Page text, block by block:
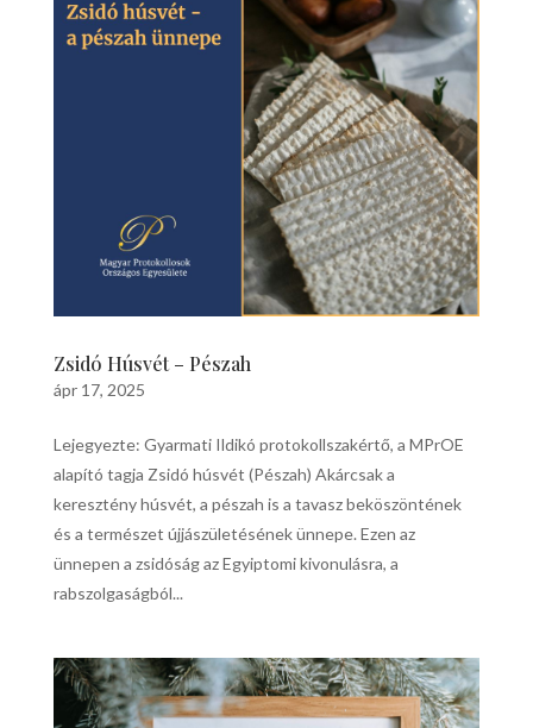
Zsidó Húsvét – Pészah
ápr 17, 2025
Lejegyezte: Gyarmati Ildikó protokollszakértő, a MPrOE
alapító tagja Zsidó húsvét (Pészah) Akárcsak a
keresztény húsvét, a pészah is a tavasz beköszöntének
és a természet újjászületésének ünnepe. Ezen az
ünnepen a zsidóság az Egyiptomi kivonulásra, a
rabszolgaságból...